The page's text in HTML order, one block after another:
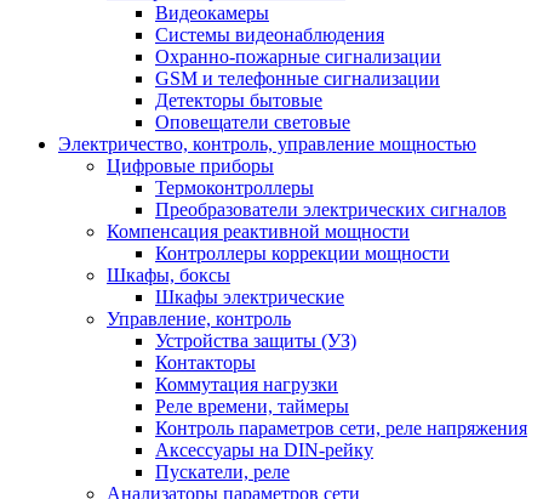
Видеокамеры
Системы видеонаблюдения
Охранно-пожарные сигнализации
GSM и телефонные сигнализации
Детекторы бытовые
Оповещатели световые
Электричество, контроль, управление мощностью
Цифровые приборы
Термоконтроллеры
Преобразователи электрических сигналов
Компенсация реактивной мощности
Контроллеры коррекции мощности
Шкафы, боксы
Шкафы электрические
Управление, контроль
Устройства защиты (УЗ)
Контакторы
Коммутация нагрузки
Реле времени, таймеры
Контроль параметров сети, реле напряжения
Аксессуары на DIN-рейку
Пускатели, реле
Анализаторы параметров сети